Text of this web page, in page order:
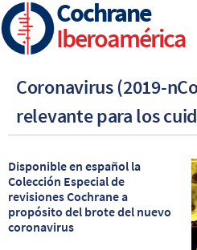
Skip
to
main
Cochrane
Iberoamérica
Coronavirus (2019-
relevante para los
Disponible en español la
Colección Especial de
revisiones Cochrane a
propósito del brote del nuevo
coronavirus